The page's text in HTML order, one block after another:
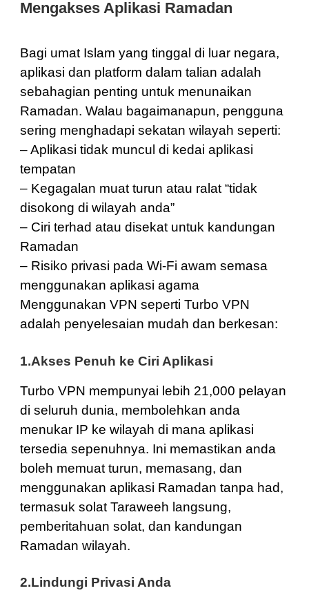
Mengakses Aplikasi Ramadan
Bagi umat Islam yang tinggal di luar negara,
aplikasi dan platform dalam talian adalah
sebahagian penting untuk menunaikan
Ramadan. Walau bagaimanapun, pengguna
sering menghadapi sekatan wilayah seperti:
– Aplikasi tidak muncul di kedai aplikasi
tempatan
– Kegagalan muat turun atau ralat “tidak
disokong di wilayah anda”
– Ciri terhad atau disekat untuk kandungan
Ramadan
– Risiko privasi pada Wi-Fi awam semasa
menggunakan aplikasi agama
Menggunakan VPN seperti Turbo VPN
adalah penyelesaian mudah dan berkesan:
1.Akses Penuh ke Ciri Aplikasi
Turbo VPN mempunyai lebih 21,000 pelayan
di seluruh dunia, membolehkan anda
menukar IP ke wilayah di mana aplikasi
tersedia sepenuhnya. Ini memastikan anda
boleh memuat turun, memasang, dan
menggunakan aplikasi Ramadan tanpa had,
termasuk solat Taraweeh langsung,
pemberitahuan solat, dan kandungan
Ramadan wilayah.
2.Lindungi Privasi Anda